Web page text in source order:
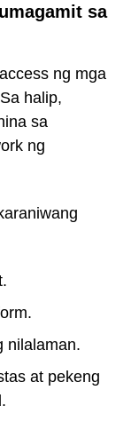
sa
ng mga
halip,
sa
ng
nilalaman.
at pekeng